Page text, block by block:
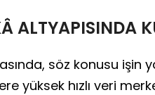
ALTYAPISINDA
söz konusu işin
yüksek hızlı veri